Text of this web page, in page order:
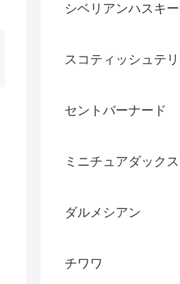
シベリアンハスキー
スコティッシュテ
セントバーナード
ミニチュアダック
ダルメシアン
チワワ